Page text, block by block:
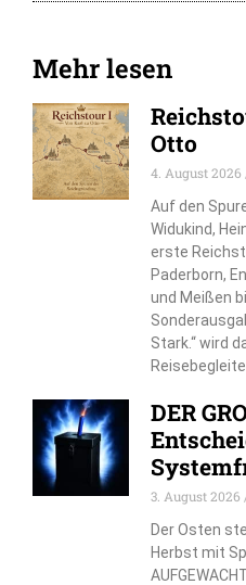
Mehr lesen
Otto
4. August 2026
Auf den
Widukind,
erste
Paderborn,
und Meißen
Stark.“ wird
DER
3. August 2026
Der Osten
Herbst mit